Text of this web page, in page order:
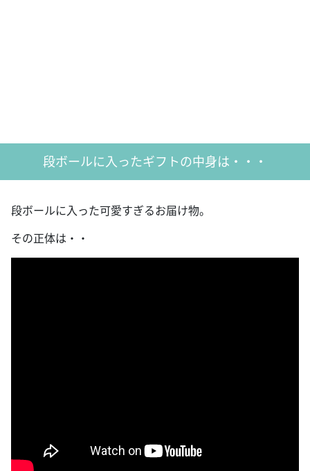
段ボールに入ったギフトの中身は・・・
段ボールに入った可愛すぎるお届け物。
その正体は・・